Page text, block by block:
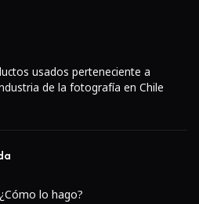
usados perteneciente a
de la fotografía en Chile
lo hago?